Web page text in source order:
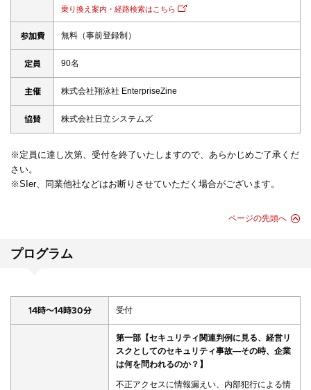
乗り換え案内・経路検索はこちら
参加費 無料（事前登録制）
定員 90名
主催 株式会社翔泳社 EnterpriseZine
協賛 株式会社日立システムズ
※定員に達し次第、受付を終了いたしますので、あらかじめご了承くだ
さい。
※SIer、同業他社などはお断りさせていただく場合がございます。
ページの先頭へ
プログラム
14時～14時30分 受付
第一部【セキュリティ関連判例に見る、経営リ
スクとしてのセキュリティ事故―その時、企業
は何を問われるのか？】
不正アクセスに情報漏えい、内部犯行による情